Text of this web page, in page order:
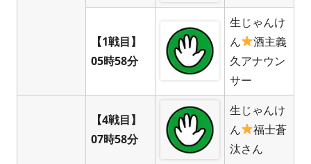
【1戦目】
05時58分
生じゃんけ
ん
酒主義
久アナウン
サー
【4戦目】
07時58分
生じゃんけ
ん
福士蒼
汰さん